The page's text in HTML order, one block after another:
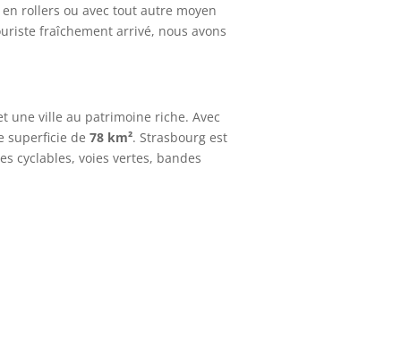
rollers ou avec tout autre moyen
fraîchement arrivé, nous avons
une ville au patrimoine riche. Avec
superficie de78 km². Strasbourg est
cyclables, voies vertes, bandes